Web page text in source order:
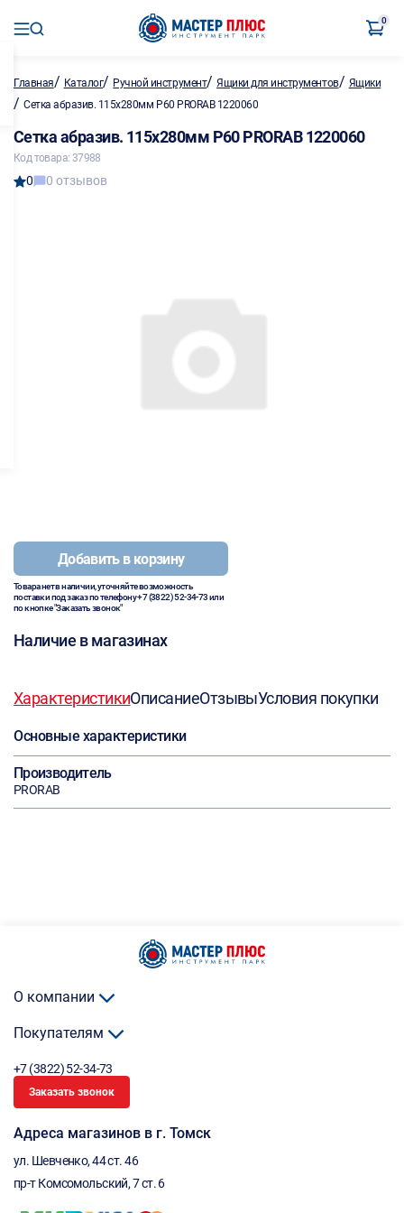
0
Главная/ Каталог/ Ручной инструмент/Ящики для инструментов/ Ящики
/ Сетка абразив. 115х280мм Р60 PRORAB 1220060
Сетка абразив. 115х280мм Р60 PRORAB 1220060
Код товара: 37988
0 0 отзывов
Добавить в корзину
Товара нет в наличии, уточняйте возможность
поставки под заказ по телефону+7 (3822) 52-34-73или
по кнопке "Заказать звонок"
Наличие в магазинах
ХарактеристикиОписаниеОтзывыУсловия покупки
Основные характеристики
Производитель
PRORAB
О компании
Покупателям
+7 (3822) 52-34-73
Заказать звонок
Адреса магазинов в г. Томск
ул. Шевченко, 44 ст. 46
пр-т Комсомольский, 7 ст. 6